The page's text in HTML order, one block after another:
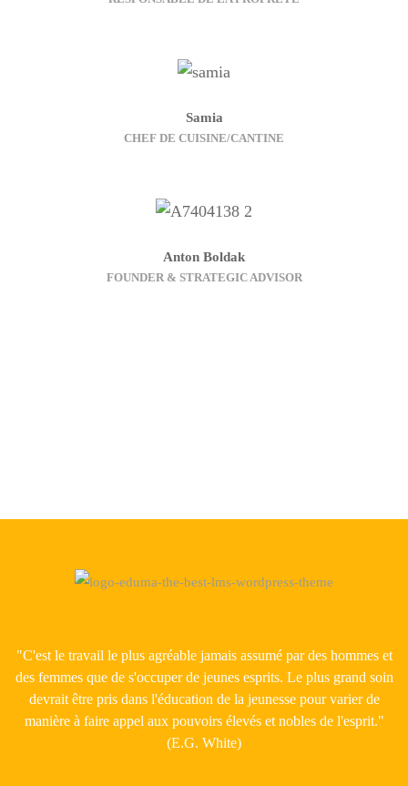
Samia
CHEF DE CUISINE/CANTINE
Anton Boldak
FOUNDER & STRATEGIC ADVISOR
"C'est le travail le plus agréable jamais assumé par des hommes et
des femmes que de s'occuper de jeunes esprits. Le plus grand soin
devrait être pris dans l'éducation de la jeunesse pour varier de
manière à faire appel aux pouvoirs élevés et nobles de l'esprit."
(E.G. White)